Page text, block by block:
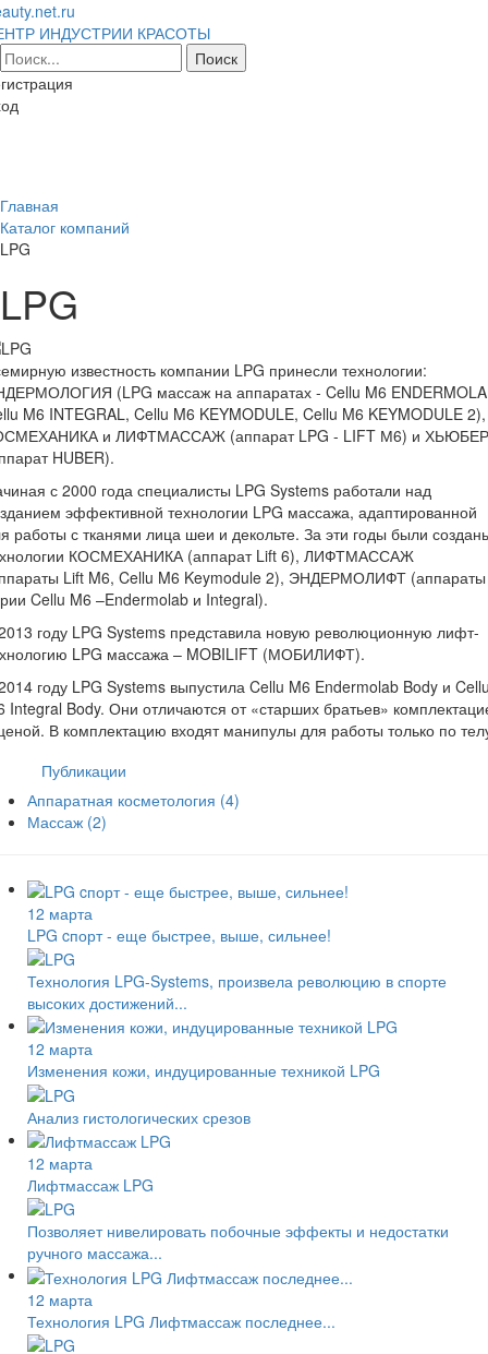
ИНДУСТРИИ КРАСОТЫ
Главная
Каталог компаний
LPG
LPG
известность компании LPG принесли технологии:
(LPG массаж на аппаратах - Cellu M6
M6 INTEGRAL, Cellu M6 KEYMODULE, Cellu M6 KEYMODULE 2),
и ЛИФТМАССАЖ (аппарат LPG - LIFT М6) и ХЬЮБЕР
HUBER).
с 2000 года специалисты LPG Systems работали над
эффективной технологии LPG массажа, адаптированной
работы с тканями лица шеи и декольте. За эти годы были
КОСМЕХАНИКА (аппарат Lift 6), ЛИФТМАССАЖ
Lift M6, Cellu M6 Keymodule 2), ЭНДЕРМОЛИФТ (аппараты
Cellu M6 –Endermolab и Integral).
году LPG Systems представила новую революционную лифт-
LPG массажа – MOBILIFT (МОБИЛИФТ).
году LPG Systems выпустила Cellu M6 Endermolab Body и
Integral Body. Они отличаются от «старших братьев»
В комплектацию входят манипулы для работы только по
Публикации
Аппаратная косметология (4)
Массаж (2)
12 марта
LPG cпорт - еще быстрее, выше, сильнее!
Технология LPG-Systems, произвела революцию в спорте
высоких достижений...
12 марта
Изменения кожи, индуцированные техникой LPG
Анализ гистологических срезов
12 марта
Лифтмассаж LPG
Позволяет нивелировать побочные эффекты и недостатки
ручного массажа...
12 марта
Технология LPG Лифтмассаж последнее...